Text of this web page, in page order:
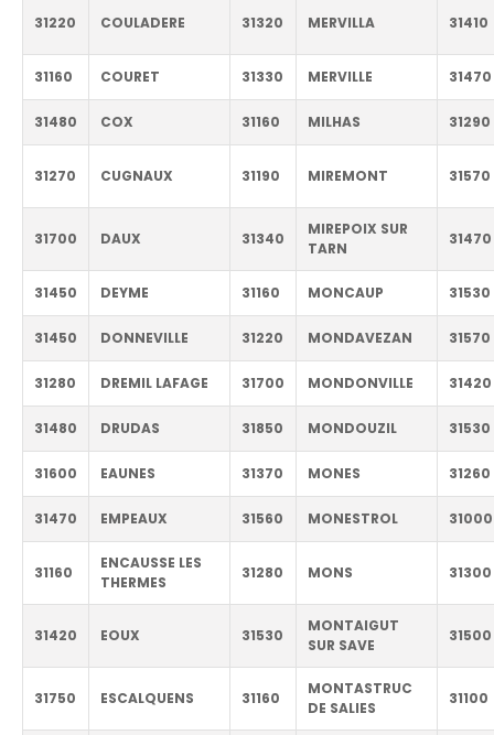
31220 COULADERE 31320 MERVILLA 31410
31160 COURET 31330 MERVILLE 31470
31480 COX 31160 MILHAS 31290
31270 CUGNAUX 31190 MIREMONT 31570
31700 DAUX 31340
MIREPOIX SUR
TARN
31470
31450 DEYME 31160 MONCAUP 31530
31450 DONNEVILLE 31220 MONDAVEZAN 31570
31280 DREMIL LAFAGE 31700 MONDONVILLE 31420
31480 DRUDAS 31850 MONDOUZIL 31530
31600 EAUNES 31370 MONES 31260
31470 EMPEAUX 31560 MONESTROL 31000
31160
ENCAUSSE LES
THERMES
31280 MONS 31300
31420 EOUX 31530
MONTAIGUT
SUR SAVE
31500
31750 ESCALQUENS 31160
MONTASTRUC
DE SALIES
31100